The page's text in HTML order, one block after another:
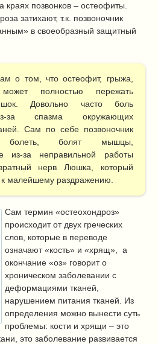
краях позвонков – остеофиты.
затихают, т.к. позвоночник
в своеобразный защитный
о том, что остеофит, грыжа,
может полностью пережать
Довольно часто боль
за спазма окружающих
Сам по себе позвоночник
болят мышцы,
из-за неправильной работы
нерв Люшка, который
к малейшему раздражению.
Сам термин «остеохондроз»
происходит от двух греческих
слов, которые в переводе
означают «кость» и «хрящ», а
окончание «оз» говорит о
хроническом заболевании с
деформациями тканей,
нарушением питания тканей. Из
определения можно вынести суть
проблемы: кости и хрящи – это
это заболевание развивается